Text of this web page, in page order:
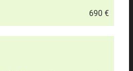
690 €